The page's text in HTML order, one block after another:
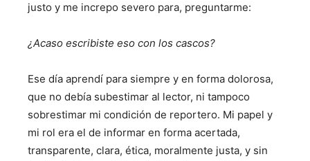
justo y me increpo severo para, preguntarme:
¿Acaso escribiste eso con los cascos?
Ese día aprendí para siempre y en forma dolorosa,
que no debía subestimar al lector, ni tampoco
sobrestimar mi condición de reportero. Mi papel y
mi rol era el de informar en forma acertada,
transparente, clara, ética, moralmente justa, y sin